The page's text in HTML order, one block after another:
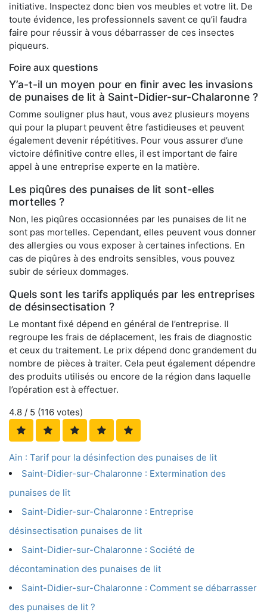
initiative. Inspectez donc bien vos meubles et votre lit. De
toute évidence, les professionnels savent ce qu’il faudra
faire pour réussir à vous débarrasser de ces insectes
piqueurs.
Foire aux questions
Y’a-t-il un moyen pour en finir avec les invasions
de punaises de lit à Saint-Didier-sur-Chalaronne ?
Comme souligner plus haut, vous avez plusieurs moyens
qui pour la plupart peuvent être fastidieuses et peuvent
également devenir répétitives. Pour vous assurer d’une
victoire définitive contre elles, il est important de faire
appel à une entreprise experte en la matière.
Les piqûres des punaises de lit sont-elles
mortelles ?
Non, les piqûres occasionnées par les punaises de lit ne
sont pas mortelles. Cependant, elles peuvent vous donner
des allergies ou vous exposer à certaines infections. En
cas de piqûres à des endroits sensibles, vous pouvez
subir de sérieux dommages.
Quels sont les tarifs appliqués par les entreprises
de désinsectisation ?
Le montant fixé dépend en général de l’entreprise. Il
regroupe les frais de déplacement, les frais de diagnostic
et ceux du traitement. Le prix dépend donc grandement du
nombre de pièces à traiter. Cela peut également dépendre
des produits utilisés ou encore de la région dans laquelle
l’opération est à effectuer.
4.8 / 5 (116 votes)
Ain : Tarif pour la désinfection des punaises de lit
Saint-Didier-sur-Chalaronne : Extermination des
punaises de lit
Saint-Didier-sur-Chalaronne : Entreprise
désinsectisation punaises de lit
Saint-Didier-sur-Chalaronne : Société de
décontamination des punaises de lit
Saint-Didier-sur-Chalaronne : Comment se débarrasser
des punaises de lit ?